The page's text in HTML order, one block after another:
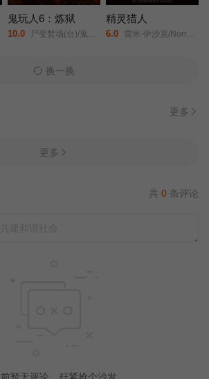
鬼玩人6：炼狱
10.0 尸变焚场(台)/鬼玩人6：燃烧/鬼玩人崛起衍生电影/
精灵猎人
6.0 雷米·伊沙克/Norreen/Iman/
换一换
更多
更多
共 0 条评论
暂无评论，赶紧抢个沙发